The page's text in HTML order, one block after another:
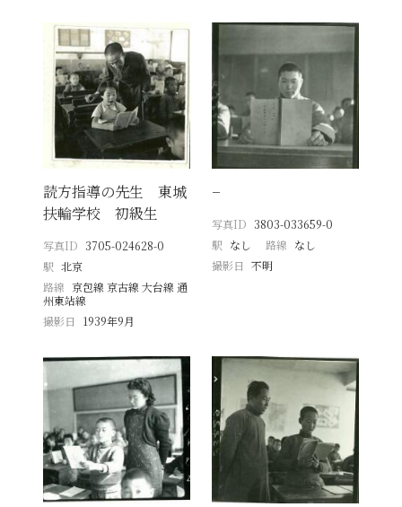
読方指導の先生 東城
扶輪学校 初級生
写真ID 3705-024628-0
駅 北京
路線 京包線 京古線 大台線 通
州東站線
撮影日
1939年9月
−
写真ID 3803-033659-0
駅 なし 路線 なし
撮影日 不明